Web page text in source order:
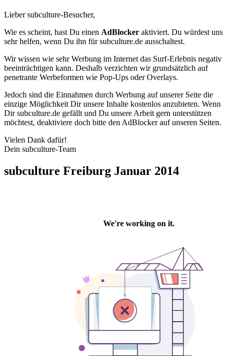
Lieber subculture-Besucher,
Wie es scheint, hast Du einen AdBlocker aktiviert. Du würdest uns
sehr helfen, wenn Du ihn für subculture.de ausschaltest.
Wir wissen wie sehr Werbung im Internet das Surf-Erlebnis negativ
beeinträchtigen kann. Deshalb verzichten wir grundsätzlich auf
penetrante Werbeformen wie Pop-Ups oder Overlays.
Jedoch sind die Einnahmen durch Werbung auf unserer Seite die
einzige Möglichkeit Dir unsere Inhalte kostenlos anzubieten. Wenn
Dir subculture.de gefällt und Du unsere Arbeit gern unterstützen
möchtest, deaktiviere doch bitte den AdBlocker auf unseren Seiten.
Vielen Dank dafür!
Dein subculture-Team
subculture Freiburg Januar 2014